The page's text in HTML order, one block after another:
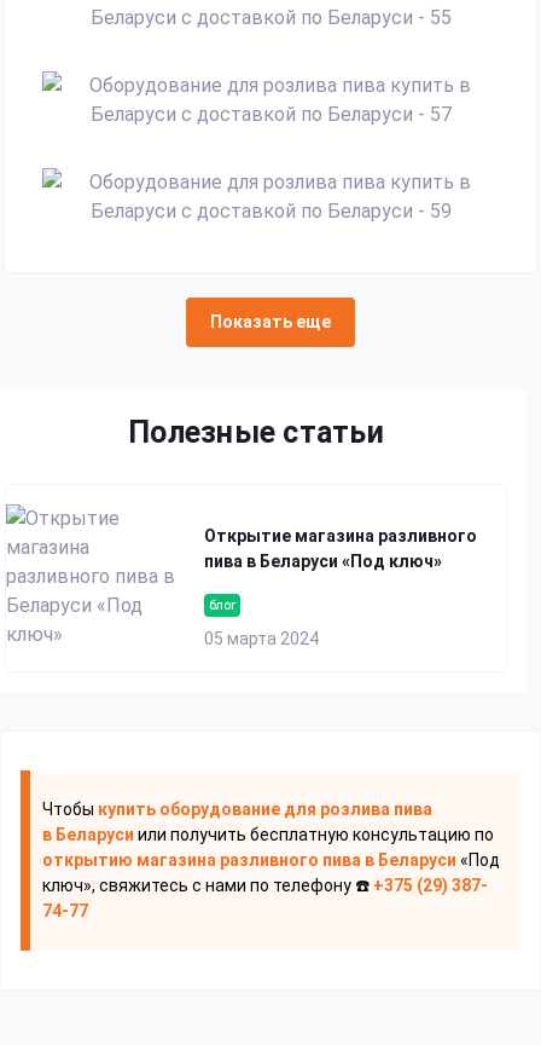
Показать еще
Полезные статьи
блог
05 марта 2024
Открытие магазина разливного
пива в Беларуси «Под ключ»
Чтобы купить оборудование для розлива пива
в Беларуси или получить бесплатную консультацию по
открытию магазина разливного пива в Беларуси «Под
ключ», свяжитесь с нами по телефону ☎️ +375 (29) 387-
74-77